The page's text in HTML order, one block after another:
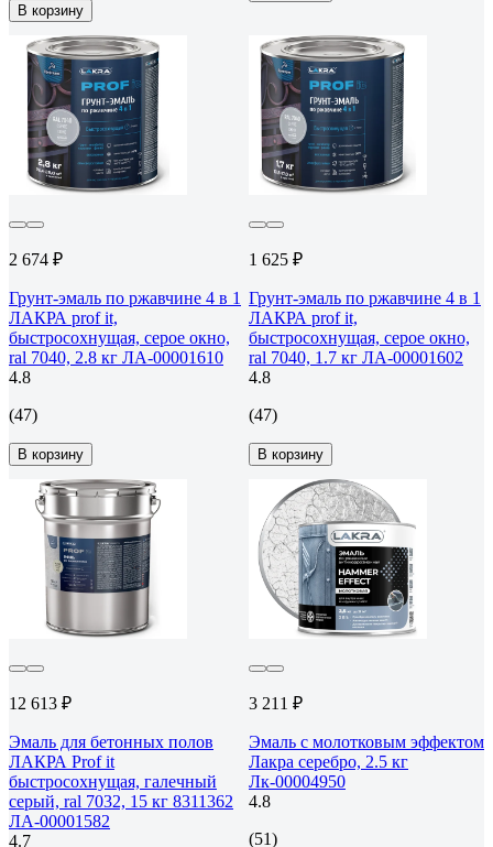
В корзину
2 674 ₽
Грунт-эмаль по ржавчине 4 в 1
ЛАКРА prof it,
быстросохнущая, серое окно,
ral 7040, 2.8 кг ЛА-00001610
4.8
(47)
В корзину
1 625 ₽
Грунт-эмаль по ржавчине 4 в 1
ЛАКРА prof it,
быстросохнущая, серое окно,
ral 7040, 1.7 кг ЛА-00001602
4.8
(47)
В корзину
12 613 ₽
Эмаль для бетонных полов
ЛАКРА Prof it
быстросохнущая, галечный
серый, ral 7032, 15 кг 8311362
ЛА-00001582
4.7
3 211 ₽
Эмаль с молотковым эффектом
Лакра серебро, 2.5 кг
Лк-00004950
4.8
(51)